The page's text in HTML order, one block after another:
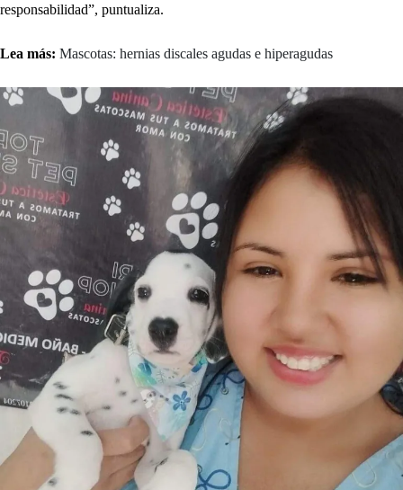
responsabilidad”, puntualiza.
Lea más: Mascotas: hernias discales agudas e hiperagudas